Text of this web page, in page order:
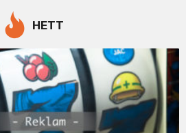
HETT